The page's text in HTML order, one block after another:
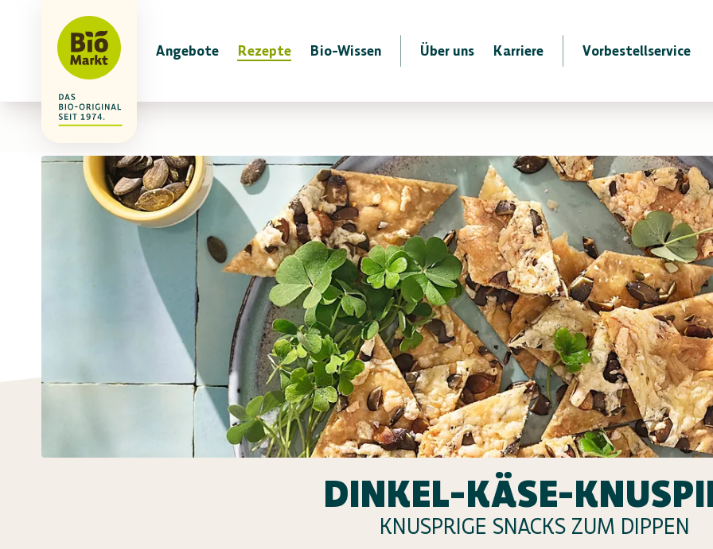
Angebote Rezepte Bio-Wissen Über uns Karriere Vorbestellservice
DINKEL-KÄSE-
KNUSPRIGE SNACKS ZUM DIPPEN